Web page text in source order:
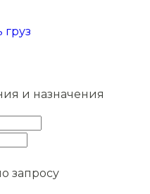
груз
и назначения
запросу